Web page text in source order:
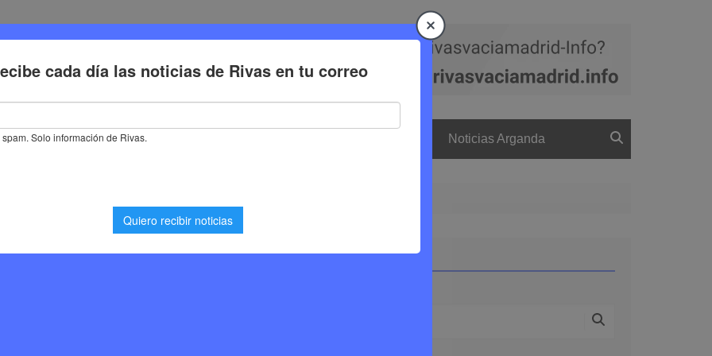
Deporte Cultura Trabajo Noticias Arganda
técnico sobre
urbana